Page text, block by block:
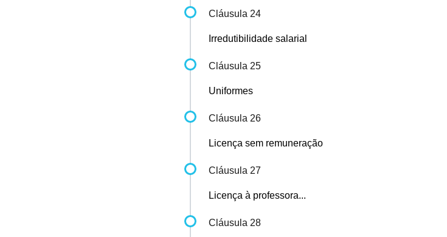
Cláusula 24
Irredutibilidade salarial
Cláusula 25
Uniformes
Cláusula 26
Licença sem remuneração
Cláusula 27
Licença à professora...
Cláusula 28